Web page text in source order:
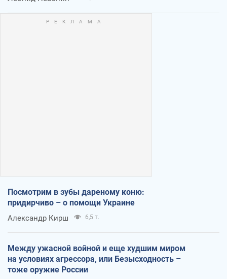
Посмотрим в зубы дареному коню:
придирчиво – о помощи Украине
Александр Кирш 6,5 т.
Между ужасной войной и еще худшим миром
на условиях агрессора, или Безысходность –
тоже оружие России